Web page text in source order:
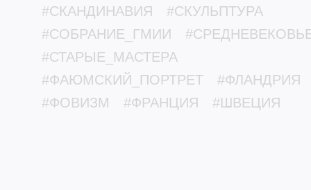
#СКАНДИНАВИЯ
#СКУЛЬПТУРА
#СОБРАНИЕ_ГМИИ
#СТАРЫЕ_МАСТЕРА
#ФАЮМСКИЙ_ПОРТРЕТ
#ФЛАНДРИЯ
#ФОВИЗМ
#ФРАНЦИЯ #ШВЕЦИЯ